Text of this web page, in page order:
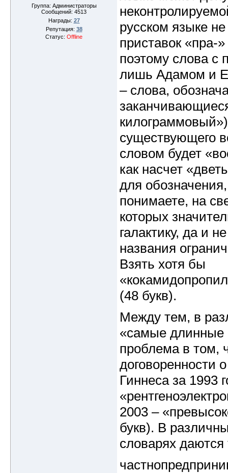
Группа: Администраторы
Сообщений: 4513
Награды: 27
Репутация: 38
Статус: Offline
русском языке
приставок «пра-
поэтому слова с
лишь Адамом и
– слова,
существующего
словом будет
как насчет
для
понимаете, на
которых
галактику, да и
названия
Взять хотя бы
(48 букв).
Между тем, в
«самые длинные
проблема в том,
договоренности
Гиннеса за 1993
2003 –
букв). В
словарях